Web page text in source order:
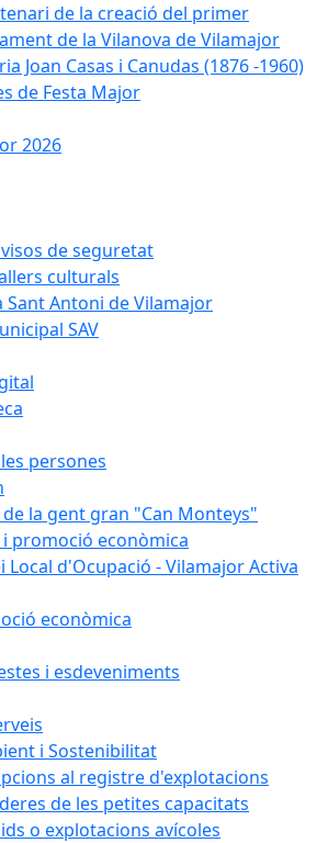
de la creació del primer
de la Vilanova de Vilamajor
Joan Casas i Canudas (1876 -1960)
de Festa Major
2026
de seguretat
culturals
Sant Antoni de Vilamajor
SAV
persones
de la gent gran "Can Monteys"
promoció econòmica
Local d'Ocupació - Vilamajor Activa
econòmica
i esdeveniments
i Sostenibilitat
al registre d'explotacions
de les petites capacitats
o explotacions avícoles